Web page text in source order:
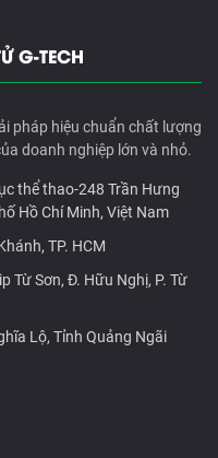
G-TECH
pháp hiệu chuẩn chất lượng
doanh nghiệp lớn và nhỏ.
thể thao-248 Trần Hưng
Hồ Chí Minh, Việt Nam
TP. HCM
Từ Sơn, Đ. Hữu Nghị, P. Từ
Lộ, Tỉnh Quảng Ngãi